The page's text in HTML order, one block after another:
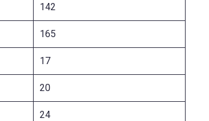
142
165
17
20
24